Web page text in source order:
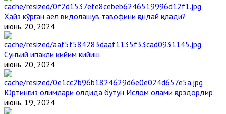
Ҳайз кўрган аёл видолашув тавофини қандай қилади?
июнь. 20, 2024
Сунъий ипакли кийим кийиш
июнь. 20, 2024
Юртингиз олимлари олдида бутун Ислом олами қарздордир
июнь. 19, 2024